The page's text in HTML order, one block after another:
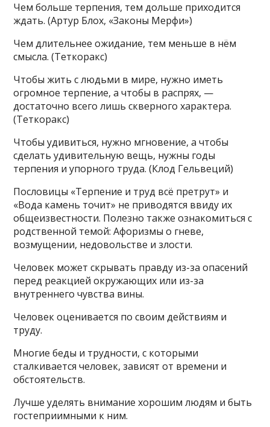
Чем больше терпения, тем дольше приходится
ждать. (Артур Блох, «Законы Мерфи»)
Чем длительнее ожидание, тем меньше в нём
смысла. (Теткоракс)
Чтобы жить с людьми в мире, нужно иметь
огромное терпение, а чтобы в распрях, —
достаточно всего лишь скверного характера.
(Теткоракс)
Чтобы удивиться, нужно мгновение, а чтобы
сделать удивительную вещь, нужны годы
терпения и упорного труда. (Клод Гельвеций)
Пословицы «Терпение и труд всё претрут» и
«Вода камень точит» не приводятся ввиду их
общеизвестности. Полезно также ознакомиться с
родственной темой: Афоризмы о гневе,
возмущении, недовольстве и злости.
Человек может скрывать правду из-за опасений
перед реакцией окружающих или из-за
внутреннего чувства вины.
Человек оценивается по своим действиям и
труду.
Многие беды и трудности, с которыми
сталкивается человек, зависят от времени и
обстоятельств.
Лучше уделять внимание хорошим людям и быть
гостеприимными к ним.